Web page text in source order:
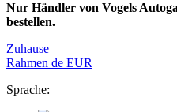
Nur Händler von Vogels
bestellen.
Zuhause
Rahmen de EUR
Sprache: